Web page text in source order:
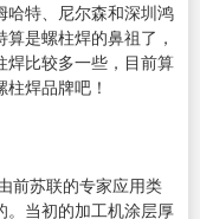
哈特、尼尔森和深圳鸿
是螺柱焊的鼻祖了，
焊比较多一些，目前算
焊品牌吧！
前苏联的专家应用类
。当初的加工机涂层厚